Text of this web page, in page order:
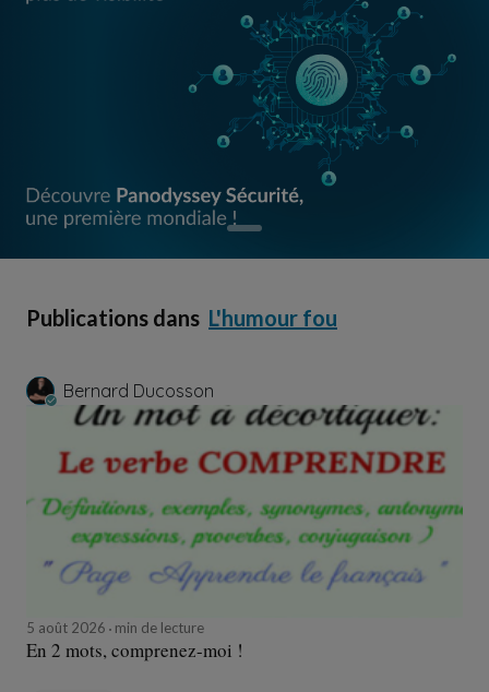
Publications dans L'humour fou
Bernard Ducosson
5 août 2026 min de lecture
En 2 mots, comprenez-moi !